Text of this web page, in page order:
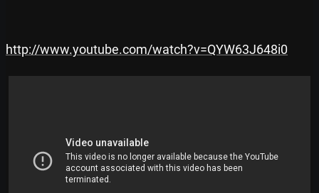
http://www.youtube.com/watch?v=QYW63J648i0